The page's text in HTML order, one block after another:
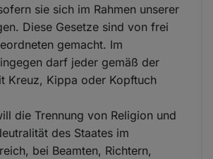
sie sich im Rahmen unserer
Diese Gesetze sind von frei
gemacht. Im
darf jeder gemäß der
Kreuz, Kippa oder Kopftuch
die Trennung von Religion und
des Staates im
bei Beamten, Richtern,